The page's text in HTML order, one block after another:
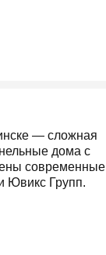
— сложная
дома с
современные
Ювикс Групп.